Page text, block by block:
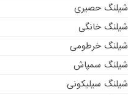
شیلنگ حصیری
شیلنگ خانگی
شیلنگ خرطومی
شیلنگ سمپاش
شیلنگ سیلیکونی